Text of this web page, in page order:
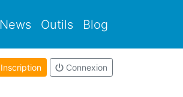
News Outils Blog
Inscription Connexion